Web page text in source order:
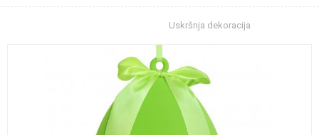
Uskršnja dekoracija